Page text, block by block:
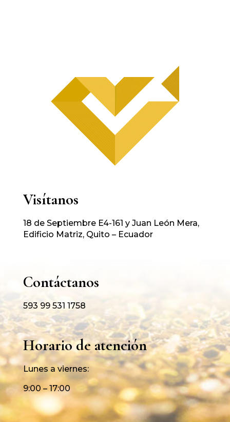
Visítanos
18 de Septiembre E4-161 y Juan León Mera,
Edificio Matriz, Quito – Ecuador
Contáctanos
593 99 531 1758
Horario de atención
Lunes a viernes:
9:00 – 17:00